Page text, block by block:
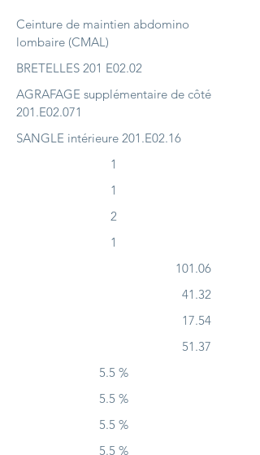
Ceinture de maintien abdomino
lombaire (CMAL)
BRETELLES 201 E02.02
AGRAFAGE supplémentaire de côté
201.E02.071
SANGLE intérieure 201.E02.16
1
1
2
1
101.06
41.32
17.54
51.37
5.5 %
5.5 %
5.5 %
5.5 %